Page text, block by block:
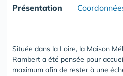
Présentation
Située dans la Loire, la Maison
Rambert a été pensée pour
maximum afin de rester à une